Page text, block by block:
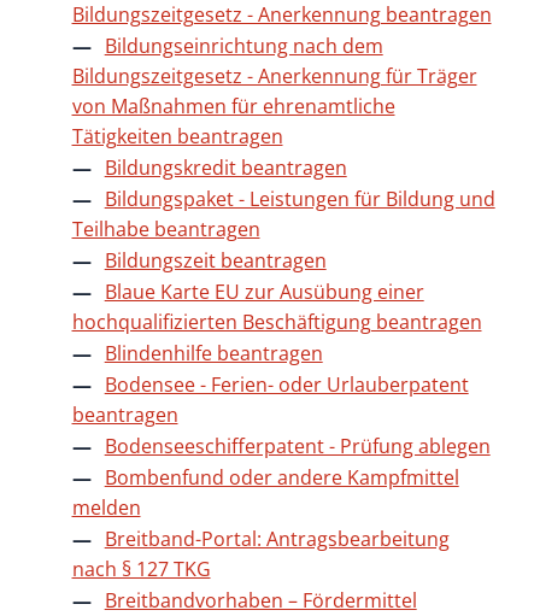
Bildungszeitgesetz - Anerkennung beantragen
Bildungseinrichtung nach dem
Bildungszeitgesetz - Anerkennung für Träger
von Maßnahmen für ehrenamtliche
Tätigkeiten beantragen
Bildungskredit beantragen
Bildungspaket - Leistungen für Bildung und
Teilhabe beantragen
Bildungszeit beantragen
Blaue Karte EU zur Ausübung einer
hochqualifizierten Beschäftigung beantragen
Blindenhilfe beantragen
Bodensee - Ferien- oder Urlauberpatent
beantragen
Bodenseeschifferpatent - Prüfung ablegen
Bombenfund oder andere Kampfmittel
melden
Breitband-Portal: Antragsbearbeitung
nach § 127 TKG
Breitbandvorhaben – Fördermittel